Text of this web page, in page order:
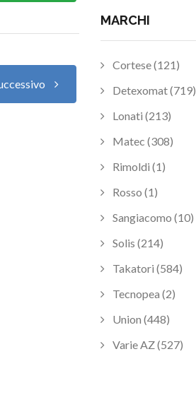
MARCHI
Cortese (121)
Detexomat (719)
Lonati (213)
Matec (308)
Rimoldi (1)
Rosso (1)
Sangiacomo (10)
Solis (214)
Takatori (584)
Tecnopea (2)
Union (448)
Varie AZ (527)